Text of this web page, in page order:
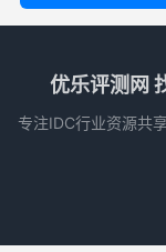
优乐评测网
专注IDC行业资源共